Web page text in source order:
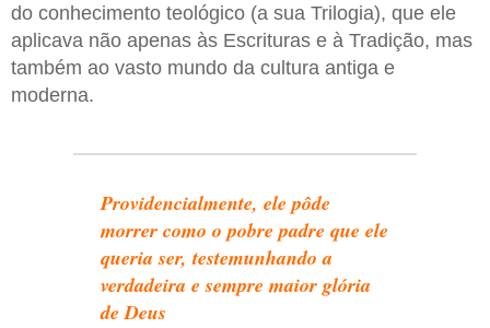
do conhecimento teológico (a sua Trilogia), que ele
aplicava não apenas às Escrituras e à Tradição, mas
também ao vasto mundo da cultura antiga e
moderna.
Providencialmente, ele pôde
morrer como o pobre padre que ele
queria ser, testemunhando a
verdadeira e sempre maior glória
de Deus